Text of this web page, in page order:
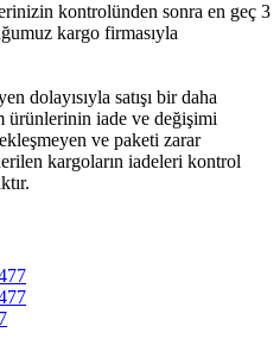
kontrolünden sonra en geç 3
kargo firmasıyla
dolayısıyla satışı bir daha
ürünlerinin iade ve değişimi
ve paketi zarar
kargoların iadeleri kontrol